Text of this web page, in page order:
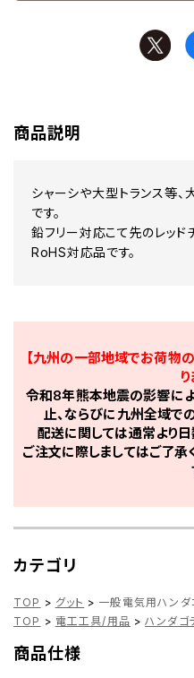
商品説明
シャーシや大型トランス等
です。
鉛フリー対応こて先のレッド
RoHS対応品です。
【九州の一部地域でお荷物
り
令和8年熊本地震の影響に
止、ならびに九州全域で
配送に関しては通常より日
ご注文に際しましてはご了承
カテゴリ
TOP > グット > 一般電気用ハン
TOP > 電工工具/用品 > ハンダゴ
商品仕様